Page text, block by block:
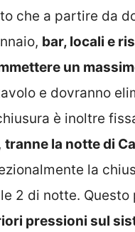
che a partire da
bar, locali e
un
e dovranno
è inoltre
tranne la notte di
la
2 di notte. Questo
pressioni sul